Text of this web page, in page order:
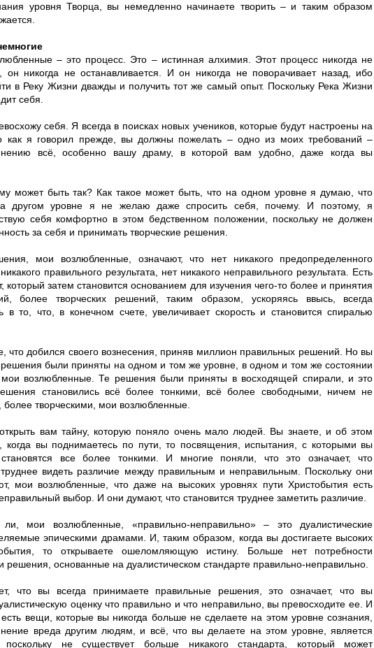
уровня Творца, вы немедленно начинаете творить – и таким образом
– это процесс. Это – истинная алхимия. Этот процесс никогда не
он никогда не останавливается. И он никогда не поворачивает назад, ибо
в Реку Жизни дважды и получить тот же самый опыт. Поскольку Река Жизни
себя.
себя. Я всегда в поисках новых учеников, которые будут настроены на
как я говорил прежде, вы должны пожелать – одно из моих требований –
всё, особенно вашу драму, в которой вам удобно, даже когда вы
может быть так? Как такое может быть, что на одном уровне я думаю, что
другом уровне я не желаю даже спросить себя, почему. И поэтому, я
себя комфортно в этом бедственном положении, поскольку не должен
за себя и принимать творческие решения.
мои возлюбленные, означают, что нет никакого предопределенного
правильного результата, нет никакого неправильного результата. Есть
который затем становится основанием для изучения чего-то более и принятия
более творческих решений, таким образом, ускоряясь ввысь, всегда
в то, что, в конечном счете, увеличивает скорость и становится спиралью
что добился своего вознесения, приняв миллион правильных решений. Но вы
решения были приняты на одном и том же уровне, в одном и том же состоянии
мои возлюбленные. Те решения были приняты в восходящей спирали, и это
становились всё более тонкими, всё более свободными, ничем не
более творческими, мои возлюбленные.
вам тайну, которую поняло очень мало людей. Вы знаете, и об этом
когда вы поднимаетесь по пути, то посвящения, испытания, с которыми вы
становятся все более тонкими. И многие поняли, что это означает, что
труднее видеть различие между правильным и неправильным. Поскольку они
мои возлюбленные, что даже на высоких уровнях пути Христобытия есть
выбор. И они думают, что становится труднее заметить различие.
мои возлюбленные, «правильно-неправильно» – это дуалистические
эпическими драмами. И, таким образом, когда вы достигаете высоких
то открываете ошеломляющую истину. Больше нет потребности
решения, основанные на дуалистическом стандарте правильно-неправильно.
что вы всегда принимаете правильные решения, это означает, что вы
оценку что правильно и что неправильно, вы превосходите ее. И
вещи, которые вы никогда больше не сделаете на этом уровне сознания,
вреда другим людям, и всё, что вы делаете на этом уровне, является
не существует больше никакого стандарта, который может